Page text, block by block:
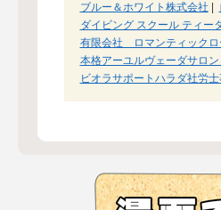
ブルー＆ホワイト株式会社
ダイビング スクール ティー
有限会社 ロマンティックロ
本格アーユルヴェーダサロ
ビオラサポートハラダ社労